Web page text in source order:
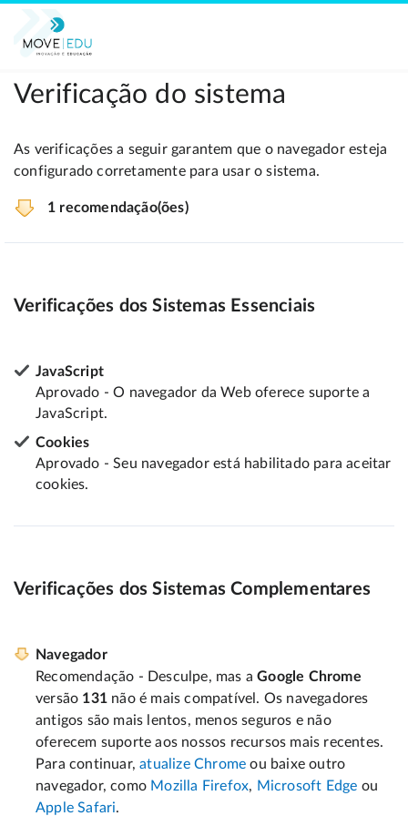
Verificação do sistema
As verificações a seguir garantem que o navegador esteja
configurado corretamente para usar o sistema.
1 recomendação(ões)
Verificações dos Sistemas Essenciais
JavaScript
Aprovado - O navegador da Web oferece suporte a
JavaScript.
Cookies
Aprovado - Seu navegador está habilitado para aceitar
cookies.
Verificações dos Sistemas Complementares
Navegador
Recomendação - Desculpe, mas aGoogle Chrome
versão 131 não é mais compatível. Os navegadores
antigos são mais lentos, menos seguros e não
oferecem suporte aos nossos recursos mais recentes.
Para continuar,atualize Chrome ou baixe outro
navegador, como Mozilla Firefox, Microsoft Edge ou
Apple Safari.